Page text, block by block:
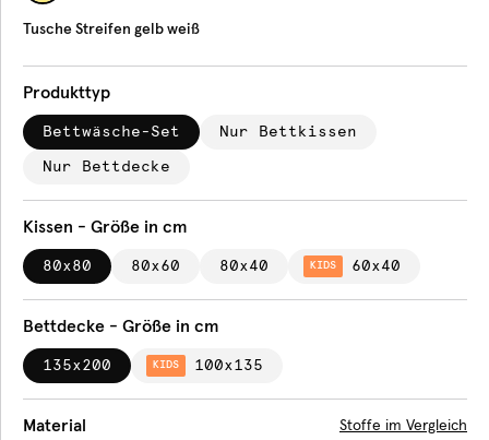
Tusche Streifen gelb weiß
Produkttyp
Bettwäsche-Set Nur Bettkissen
Nur Bettdecke
Kissen - Größe in cm
80x80 80x60 80x40 KIDS 60x40
Bettdecke - Größe in cm
135x200 KIDS 100x135
Material Stoffe im Vergleich